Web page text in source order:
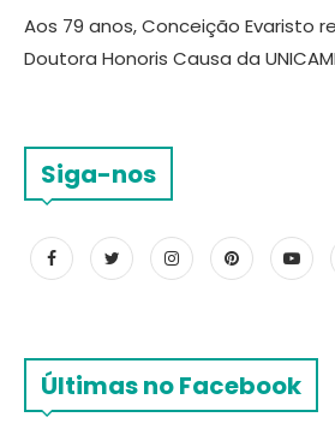
Aos 79 anos, Conceição Evaristo
Doutora Honoris Causa da
Siga-nos
Últimas no Facebook